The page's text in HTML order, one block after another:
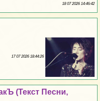
18 07 2026 14:46:42
17 07 2026 18:44:26
(Текст Песни,